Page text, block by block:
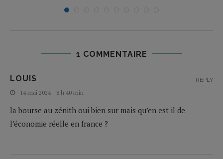
1 COMMENTAIRE
LOUIS
14 mai 2024 - 8 h 40 min
la bourse au zénith oui bien sur mais qu’en est il de
l’économie réelle en france ?
REPLY